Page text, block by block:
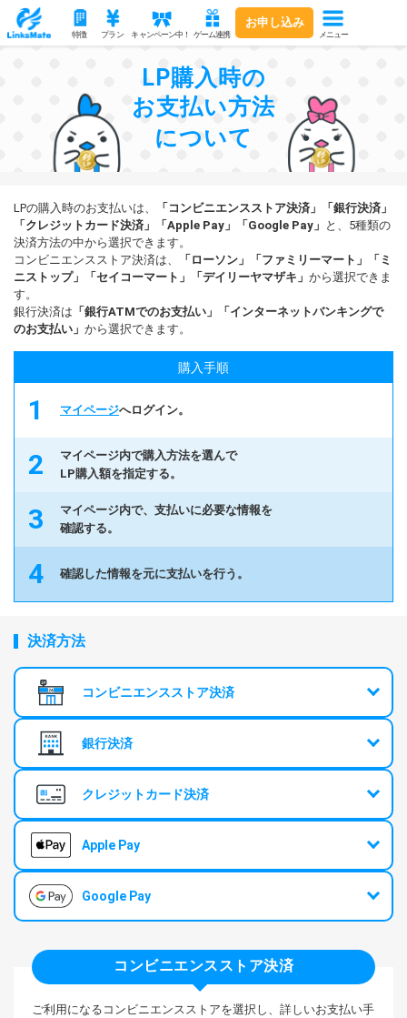
特徴 プラン キャンペーン中！ ゲーム連携
お申し込み
メニュー
LP購入時の
お支払い方法
について
LPの購入時のお支払いは、
「コンビニエンスストア決済」「銀行決済」
「クレジットカード決済」「Apple Pay」「Google Pay」 と、5種類の
決済方法の中から選択できます。
コンビニエンスストア決済は、
「ローソン」「ファミリーマート」「ミ
ニストップ」「セイコーマート」「デイリーヤマザキ」 から選択できま
す。
銀行決済は 「銀行ATMでのお支払い」「インターネットバンキングで
のお支払い」 から選択できます。
購入手順
マイページへログイン。
マイページ内で購入方法を選んで
LP購入額を指定する。
マイページ内で、 支払いに必要な情報を
確認する。
確認した情報を元に支払いを行う。
決済方法
コンビニエンスストア決済
銀行決済
クレジットカード決済
Apple Pay
Google Pay
コンビニエンスストア決済
ご利用になるコンビニエンスストアを選択し、詳しいお支払い手